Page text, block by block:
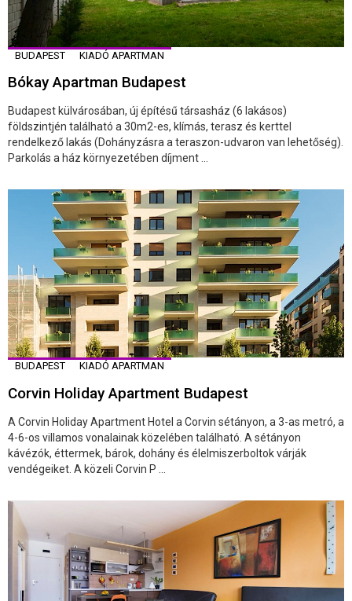
BUDAPEST KIADÓ APARTMAN
Bókay Apartman Budapest
Budapest külvárosában, új építésű társasház (6 lakásos)
földszintjén található a 30m2-es, klímás, terasz és kerttel
rendelkező lakás (Dohányzásra a teraszon-udvaron van lehetőség).
Parkolás a ház környezetében díjment ...
BUDAPEST KIADÓ APARTMAN
Corvin Holiday Apartment Budapest
A Corvin Holiday Apartment Hotel a Corvin sétányon, a 3-as metró, a
4-6-os villamos vonalainak közelében található. A sétányon
kávézók, éttermek, bárok, dohány és élelmiszerboltok várják
vendégeiket. A közeli Corvin P ...